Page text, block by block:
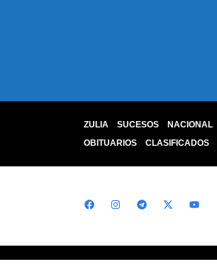
ZULIA SUCESOS NACIONAL
OBITUARIOS
CLASIFICADOS